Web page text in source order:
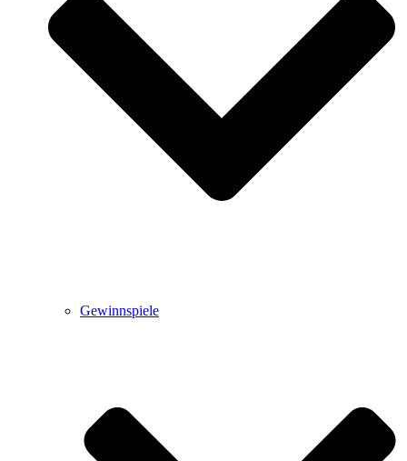
Gewinnspiele